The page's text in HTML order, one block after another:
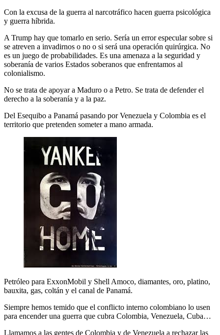
Con la excusa de la guerra al narcotráfico hacen guerra psicológica
y guerra híbrida.
A Trump hay que tomarlo en serio. Sería un error especular sobre si
se atreven a invadirnos o no o si será una operación quirúrgica. No
es un juego de probabilidades. Es una amenaza a la seguridad y
soberanía de varios Estados soberanos que enfrentamos al
colonialismo.
No se trata de apoyar a Maduro o a Petro. Se trata de defender el
derecho a la soberanía y a la paz.
Del Esequibo a Panamá pasando por Venezuela y Colombia es el
territorio que pretenden someter a mano armada.
Petróleo para ExxonMobil y Shell Amoco, diamantes, oro, platino,
bauxita, gas, coltán y el canal de Panamá.
Siempre hemos temido que el conflicto interno colombiano lo usen
para encender una guerra que cubra Colombia, Venezuela, Cuba…
Llamamos a las gentes de Colombia y de Venezuela a rechazar las